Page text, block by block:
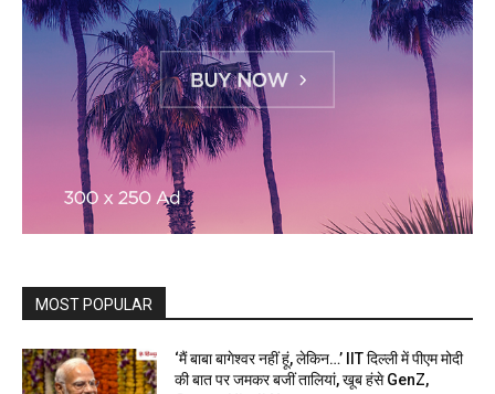
MOST POPULAR
‘मैं बाबा बागेश्वर नहीं हूं, लेकिन…’ IIT दिल्ली में पीएम मोदी
की बात पर जमकर बजीं तालियां, खूब हंसे GenZ,